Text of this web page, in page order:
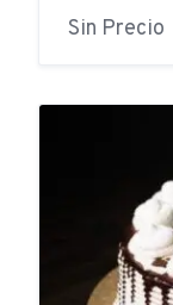
Sin Precio